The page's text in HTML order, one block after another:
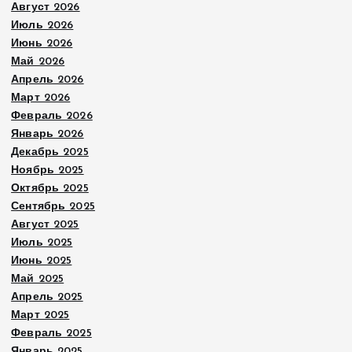
Август 2026
Июль 2026
Июнь 2026
Май 2026
Апрель 2026
Март 2026
Февраль 2026
Январь 2026
Декабрь 2025
Ноябрь 2025
Октябрь 2025
Сентябрь 2025
Август 2025
Июль 2025
Июнь 2025
Май 2025
Апрель 2025
Март 2025
Февраль 2025